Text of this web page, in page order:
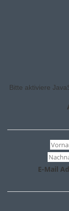
Bitte aktiviere
E-Mail